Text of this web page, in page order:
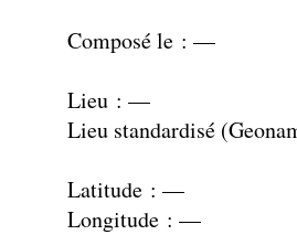
Composé le : —
Lieu : —
Lieu standardisé
Latitude : —
Longitude : —